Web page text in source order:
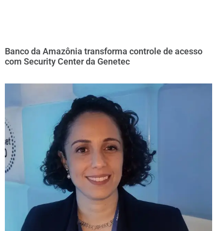
Banco da Amazônia transforma controle de acesso
com Security Center da Genetec